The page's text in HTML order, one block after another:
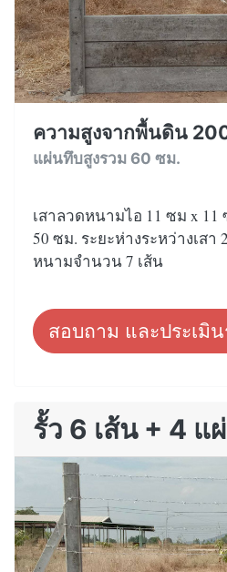
ความสูงจากพื้นดิน
แผ่นทึบสูงรวม 60 ซม.
เสาลวดหนามไอ 11 ซม x 11
50 ซม. ระยะห่างระหว่างเสา
หนามจำนวน 7 เส้น
สอบถาม และประเมิ
รั้ว 6 เส้น + 4 แ